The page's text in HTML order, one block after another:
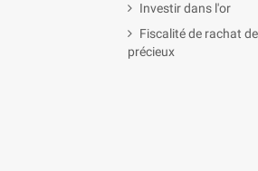
Investir dans l'or
Fiscalité de rachat
précieux